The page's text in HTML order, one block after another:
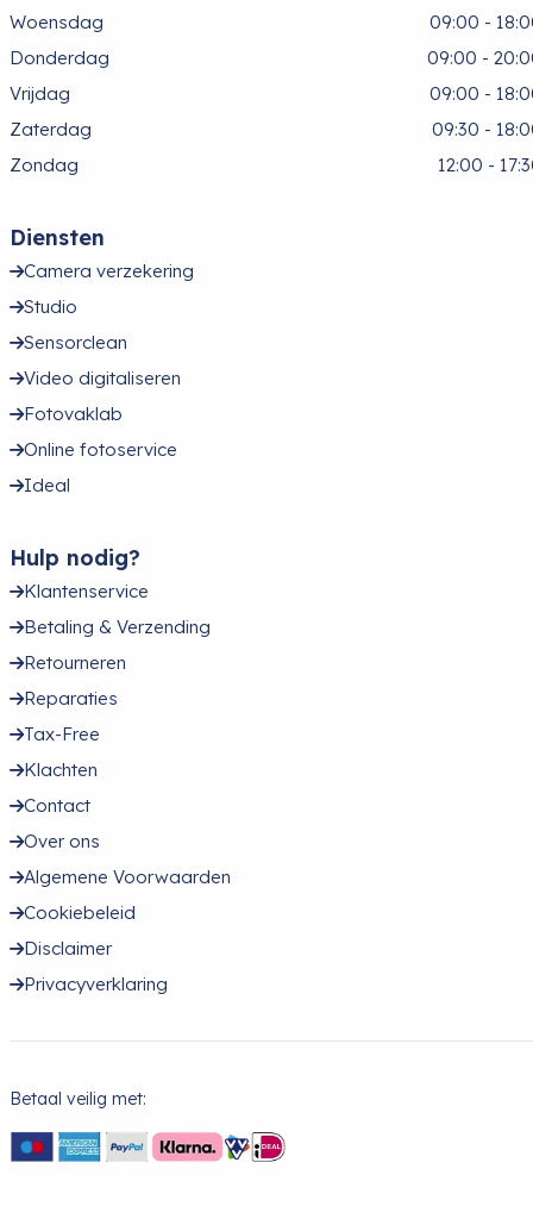
Woensdag
09:00 -
Donderdag
09:00 -
Vrijdag
09:00 -
Zaterdag
09:30 -
Zondag
12:00 -
Diensten
Camera verzekering
Studio
Sensorclean
Video digitaliseren
Fotovaklab
Online fotoservice
Ideal
Hulp nodig?
Klantenservice
Betaling & Verzending
Retourneren
Reparaties
Tax-Free
Klachten
Contact
Over ons
Algemene Voorwaarden
Cookiebeleid
Disclaimer
Privacyverklaring
Betaal veilig met: